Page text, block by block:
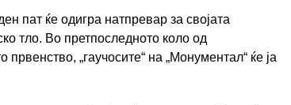
пат ќе одигра натпревар за својата
тло. Во претпоследното коло од
„гаучосите“ на „Монументал“ ќе ја